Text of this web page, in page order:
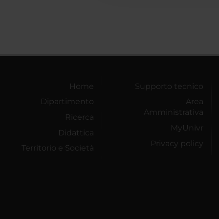
Home
Dipartimento
Ricerca
Didattica
Territorio e Società
Supporto tecnico
Area
Amministrativa
MyUnivr
Privacy policy